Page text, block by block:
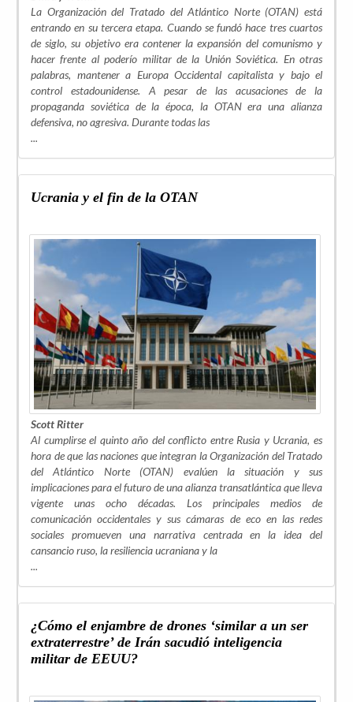
La Organización del Tratado del Atlántico Norte (OTAN) está
entrando en su tercera etapa. Cuando se fundó hace tres cuartos
de siglo, su objetivo era contener la expansión del comunismo y
hacer frente al poderío militar de la Unión Soviética. En otras
palabras, mantener a Europa Occidental capitalista y bajo el
control estadounidense. A pesar de las acusaciones de la
propaganda soviética de la época, la OTAN era una alianza
defensiva, no agresiva. Durante todas las
...
Ucrania y el fin de la OTAN
Scott Ritter
Al cumplirse el quinto año del conflicto entre Rusia y Ucrania, es
hora de que las naciones que integran la Organización del Tratado
del Atlántico Norte (OTAN) evalúen la situación y sus
implicaciones para el futuro de una alianza transatlántica que lleva
vigente unas ocho décadas. Los principales medios de
comunicación occidentales y sus cámaras de eco en las redes
sociales promueven una narrativa centrada en la idea del
cansancio ruso, la resiliencia ucraniana y la
...
¿Cómo el enjambre de drones ‘similar a un ser
extraterrestre’ de Irán sacudió inteligencia
militar de EEUU?